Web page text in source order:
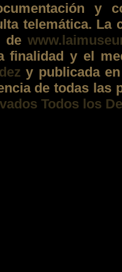
y
telemática. La
de
finalidad y el
y publicada
de todas las
Todos los